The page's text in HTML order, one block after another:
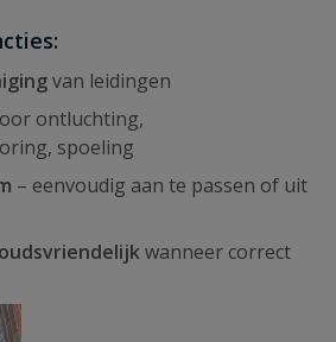
van leidingen
ontluchting,
spoeling
– eenvoudig aan te passen of uit
wanneer correct